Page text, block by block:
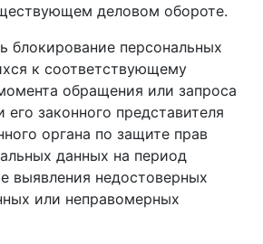
деловом обороте.
блокирование персональных
к соответствующему
обращения или запроса
его законного представителя
органа по защите прав
данных на период
выявления недостоверных
или неправомерных